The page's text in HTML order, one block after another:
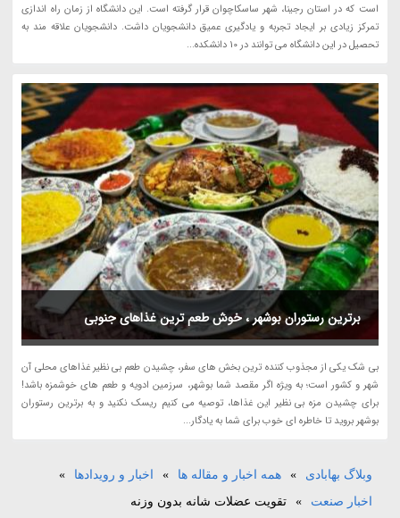
است که در استان رجینا، شهر ساسکاچوان قرار گرفته است. این دانشگاه از زمان راه اندازی
تمرکز زیادی بر ایجاد تجربه و یادگیری عمیق دانشجویان داشت. دانشجویان علاقه مند به
تحصیل در این دانشگاه می توانند در 10 دانشکده...
برترین رستوران بوشهر ، خوش طعم ترین غذاهای جنوبی
بی شک یکی از مجذوب کننده ترین بخش های سفر، چشیدن طعم بی نظیر غذاهای محلی آن
شهر و کشور است؛ به ویژه اگر مقصد شما بوشهر، سرزمین ادویه و طعم های خوشمزه باشد!
برای چشیدن مزه بی نظیر این غذاها، توصیه می کنیم ریسک نکنید و به برترین رستوران
بوشهر بروید تا خاطره ای خوب برای شما به یادگار...
وبلاگ بهابادی » همه اخبار و مقاله ها » اخبار و رویدادها
»
اخبار صنعت
» تقویت عضلات شانه بدون وزنه